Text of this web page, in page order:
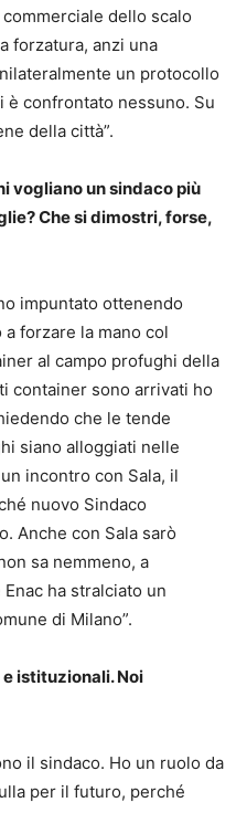
dello scalo
forzatura, anzi una
un protocollo
è confrontato nessuno. Su
della città”.
vogliano un sindaco più
Che si dimostri, forse,
impuntato ottenendo
forzare la mano col
al campo profughi della
container sono arrivati ho
che le tende
siano alloggiati nelle
incontro con Sala, il
nuovo Sindaco
Anche con Sala sarò
sa nemmeno, a
ha stralciato un
di Milano”.
istituzionali. Noi
il sindaco. Ho un ruolo da
per il futuro, perché